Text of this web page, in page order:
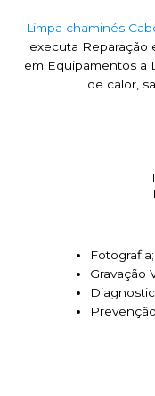
Limpa chaminés
executa Reparação
em Equipamentos a
de calor,
Fotografia;
Gravação
Prevenção